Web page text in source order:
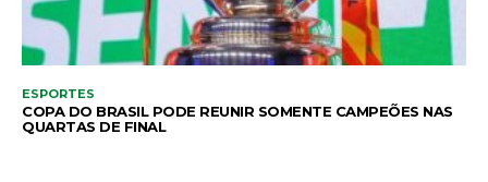
ESPORTES
COPA DO BRASIL PODE REUNIR SOMENTE CAMPEÕES NAS
QUARTAS DE FINAL